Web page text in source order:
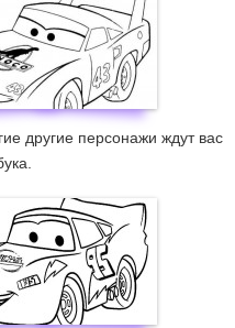
другие персонажи ждут вас